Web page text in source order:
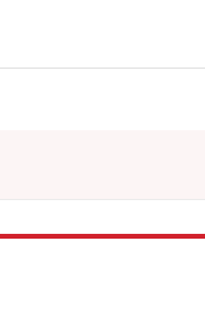
業推進■デジタルとマ
基づくパフォーマンス
とAI技術を融合した最
の習得■高い裁量権を持
協業を拡大しDX推進に